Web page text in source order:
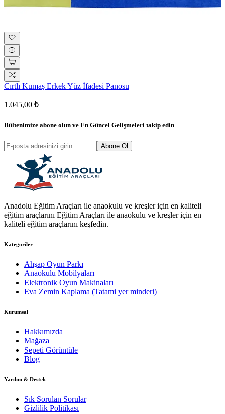
Cırtlı Kumaş Erkek Yüz İfadesi Panosu
1.045,00 ₺
Bültenimize abone olun ve En Güncel Gelişmeleri takip edin
Abone Ol
Anadolu Eğitim Araçları ile anaokulu ve kreşler için en kaliteli
eğitim araçlarını Eğitim Araçları ile anaokulu ve kreşler için en
kaliteli eğitim araçlarını keşfedin.
Kategoriler
Ahşap Oyun Parkı
Anaokulu Mobilyaları
Elektronik Oyun Makinaları
Eva Zemin Kaplama (Tatami yer minderi)
Kurumsal
Hakkımızda
Mağaza
Sepeti Görüntüle
Blog
Yardım & Destek
Sık Sorulan Sorular
Gizlilik Politikası